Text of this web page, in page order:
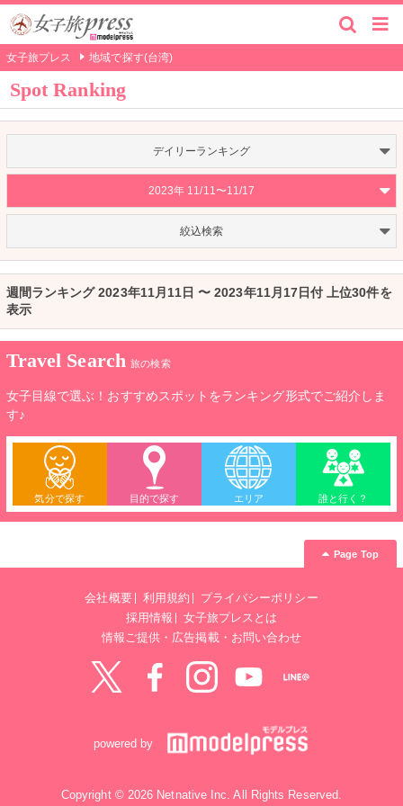
女子旅プレス 地域で探す(台湾)
Spot Ranking
デイリーランキング
2023年 11/11〜11/17
絞込検索
週間ランキング 2023年11月11日 〜 2023年11月17日付 上位30件を
表示
Travel Search 旅の検索
女子目線で選ぶ！おすすめスポットをランキング形式でご紹介しま
す♪
気分で探す 目的で探す エリア 誰と行く？
Page Top
会社概要 利用規約
プライバシーポリシー
採用情報
女子旅プレスとは
情報ご提供・広告掲載・お問い合わせ
powered by
Copyright © 2026 Netnative Inc. All Rights Reserved.